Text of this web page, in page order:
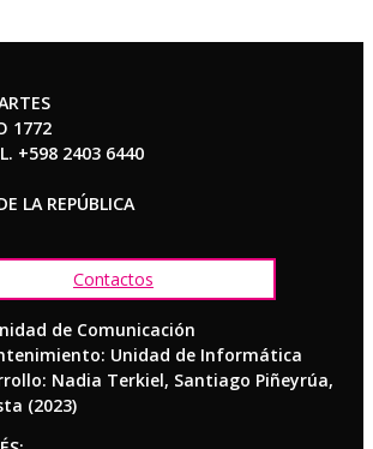
1772
+598 2403 6440
LA REPÚBLICA
Contactos
de Comunicación
Unidad de Informática
Nadia Terkiel, Santiago Piñeyrúa,
(2023)